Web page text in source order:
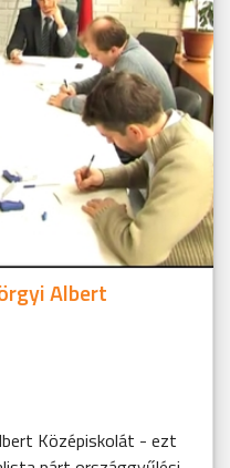
Albert
Középiskolát - ezt